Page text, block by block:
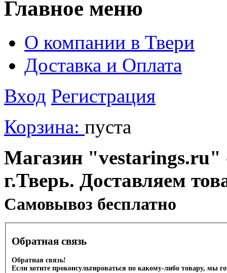
Главное меню
О компании в Твери
Доставка и Оплата
Вход Регистрация
Корзина: пуста
Магазин "vestarings.ru"
г.Тверь. Доставляем
Cамовывоз бесплатно
Обратная связь
Обратная связь!
Если хотите проконсультироваться по какому-либо товару, мы